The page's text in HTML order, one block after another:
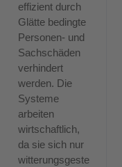
effizient durch
Glätte bedingte
Personen- und
Sachschäden
verhindert
werden. Die
Systeme
arbeiten
wirtschaftlich,
da sie sich nur
witterungsgeste